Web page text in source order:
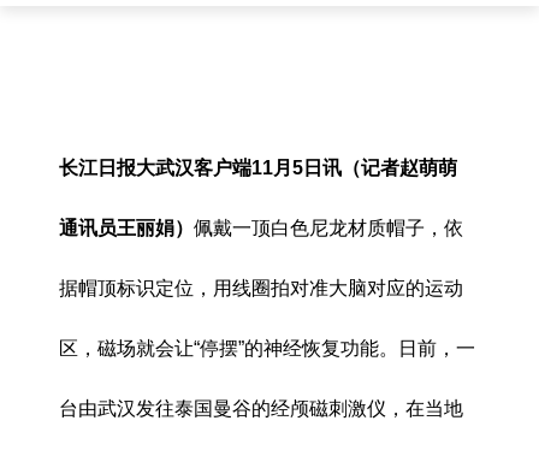
长江日报大武汉客户端11月5日讯（记者赵萌萌
通讯员王丽娟）佩戴一顶白色尼龙材质帽子，依
据帽顶标识定位，用线圈拍对准大脑对应的运动
区，磁场就会让“停摆”的神经恢复功能。日前，一
台由武汉发往泰国曼谷的经颅磁刺激仪，在当地